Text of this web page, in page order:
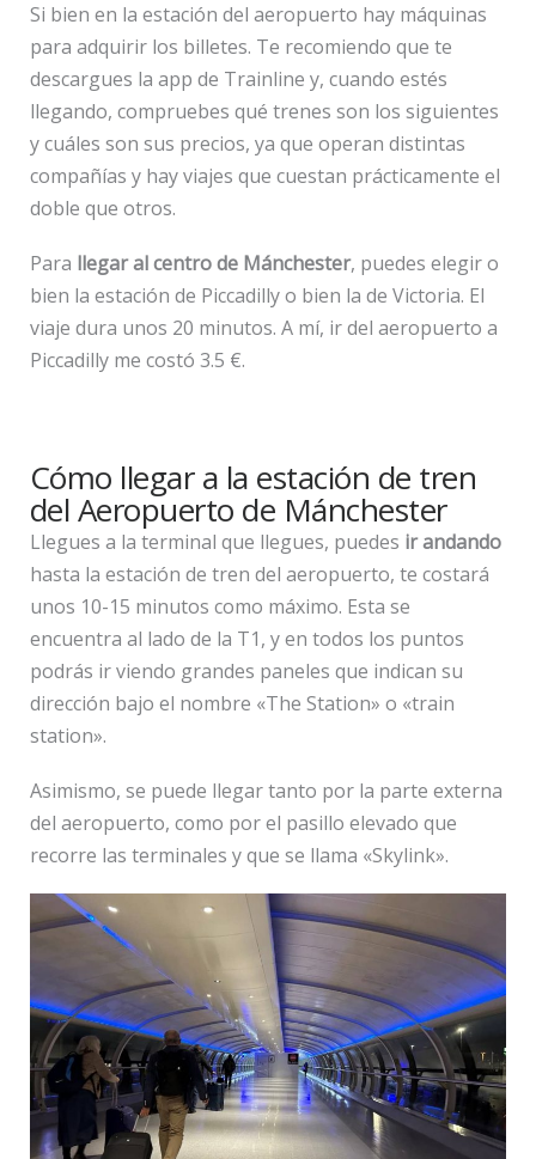
Si bien en la estación del aeropuerto hay máquinas
para adquirir los billetes. Te recomiendo que te
descargues la app de Trainline y, cuando estés
llegando, compruebes qué trenes son los siguientes
y cuáles son sus precios, ya que operan distintas
compañías y hay viajes que cuestan prácticamente el
doble que otros.
Para llegar al centro de Mánchester, puedes elegir o
bien la estación de Piccadilly o bien la de Victoria. El
viaje dura unos 20 minutos. A mí, ir del aeropuerto a
Piccadilly me costó 3.5 €.
Cómo llegar a la estación de tren
del Aeropuerto de Mánchester
Llegues a la terminal que llegues, puedes ir andando
hasta la estación de tren del aeropuerto, te costará
unos 10-15 minutos como máximo. Esta se
encuentra al lado de la T1, y en todos los puntos
podrás ir viendo grandes paneles que indican su
dirección bajo el nombre «The Station» o «train
station».
Asimismo, se puede llegar tanto por la parte externa
del aeropuerto, como por el pasillo elevado que
recorre las terminales y que se llama «Skylink».